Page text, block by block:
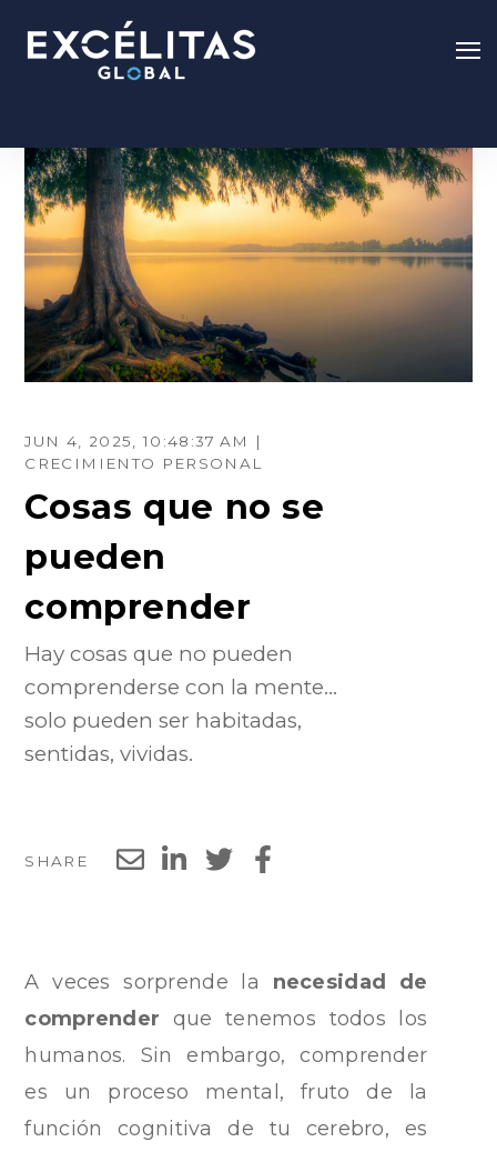
JUN 4, 2025, 10:48:37 AM |
CRECIMIENTO PERSONAL
Cosas que no se
pueden
comprender
Hay cosas que no pueden
comprenderse con la mente…
solo pueden ser habitadas,
sentidas, vividas.
SHARE
A veces sorprende la necesidad de
comprender que tenemos todos los
humanos. Sin embargo, comprender
es un proceso mental, fruto de la
función cognitiva de tu cerebro, es